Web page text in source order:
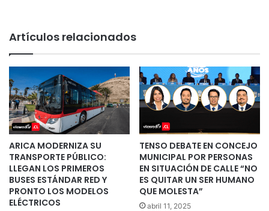
Artículos relacionados
ARICA MODERNIZA SU
TRANSPORTE PÚBLICO:
LLEGAN LOS PRIMEROS
BUSES ESTÁNDAR RED Y
PRONTO LOS MODELOS
ELÉCTRICOS
TENSO DEBATE EN CONCEJO
MUNICIPAL POR PERSONAS
EN SITUACIÓN DE CALLE “NO
ES QUITAR UN SER HUMANO
QUE MOLESTA”
abril 11, 2025